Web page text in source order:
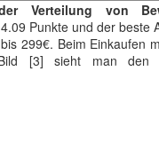
Verteilung von
Punkte und der beste
299€. Beim Einkaufen
[3] sieht man den